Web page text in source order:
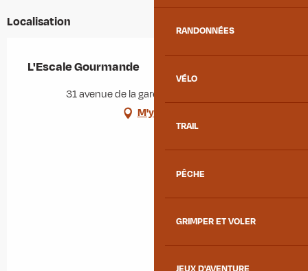
RANDONNÉES
VÉLO
TRAIL
PÊCHE
GRIMPER ET VOLER
Localisation
L'Escale Gourmande
31 avenue de la gare, 73130 Saint-Avre
M'y rendre